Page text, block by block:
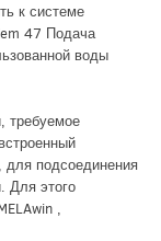
к системе
47 Подача
воды
требуемое
подсоединения
Для этого
,